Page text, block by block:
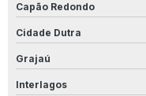
Produto Para
Produto Para
Capão Redondo
Cidade Dutra
Grajaú
Interlagos